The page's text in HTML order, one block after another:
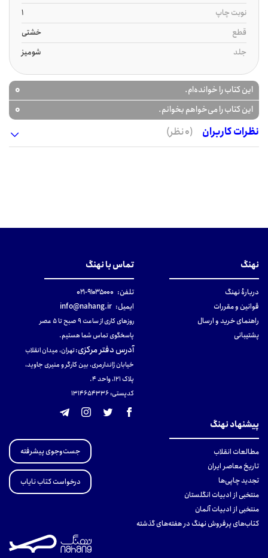
نوبت چاپ
1
قطع
خشتی
جلد
شومیز
این کتاب را خوانده‌ام. 0
این کتاب را می‌خواهم بخوانم.
0
نظرات کاربران
(0 نظر)
نهنگ
دربارهٔ نهنگ
قوانین و مقررات
راهنمای خرید و ارسال
پشتیبانی
تماس با نهنگ
تلفن: ۹۱۰۳۵۰۰۰-۰۲۱
ایمیل: info@nahang.ir
روزهای کاری از ساعت ۹ صبح تا ۵ عصر
پاسخگوی تماس شما هستیم.
آدرس دفتر مرکزی:تهران، میدان انقلاب
خیابان ژاندارمری، بین کارگر و منیری جاوید،
پلاک 121، واحد ۴.
کدپستی: 131465433۶
پیشنهاد نهنگ
مطالعات انقلاب
تاریخ معاصر ایران
تجدید چاپی‌ها
منتخبی از ادبیات انگلستان
منتخبی از ادبیات آلمان
کتاب‌های پرفروش نهنگ در هفته‌های گذشته
جست‌وجوی پیشرفته
درخواست کتاب نایاب